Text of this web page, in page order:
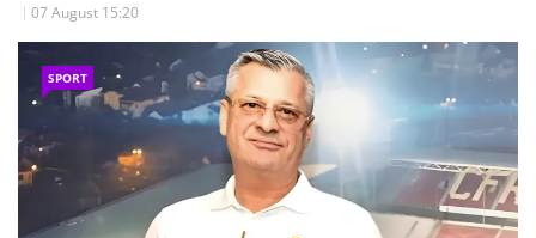
07 August 15:20
SPORT